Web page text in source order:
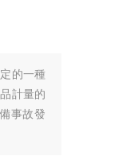
的一種
計量的
事故發